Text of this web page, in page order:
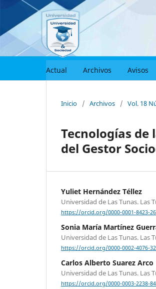
Actual Archivos Avisos
Inicio / Archivos / Vol. 18
Tecnologías
del Gestor
Yuliet Hernández Téllez
Universidad de Las Tunas. Las
https://orcid.org/0000-0001-8423-
Sonia María Martínez
Universidad de Las Tunas. Las
https://orcid.org/0000-0002-4076-
Carlos Alberto Suarez Arco
Universidad de Las Tunas. Las
https://orcid.org/0000-0003-2238-